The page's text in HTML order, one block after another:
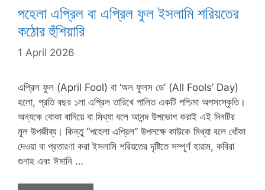
পহেলা এপ্রিল বা এপ্রিল ফুল ইসলামি শরিয়তের
কঠোর হুঁশিয়ারি
1 April 2026
এপ্রিল ফুল (April Fool) বা ‘অল ফুলস ডে’ (All Fools’ Day)
হলো, প্রতি বছর ১লা এপ্রিল তারিখে পালিত একটি পশ্চিমা অপসংস্কৃতি।
অন্যকে বোকা বানিয়ে বা মিথ্যা বলে আনন্দ উপভোগ করাই এই দিনটির
মূল উপজীব্য। কিন্তু “পহেলা এপ্রিল” উপলক্ষে কাউকে মিথ্যা বলে ধোঁকা
দেওয়া বা প্রতারণা করা ইসলামি শরিয়তের দৃষ্টিতে সম্পূর্ণ হারাম, কবিরা
গুনাহ এবং ঈমানি …